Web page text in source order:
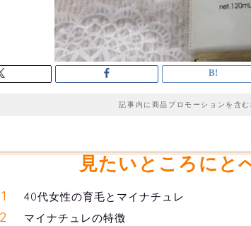
記事内に商品プロモーションを含
見たいところにと
40代女性の育毛とマイナチュレ
マイナチュレの特徴